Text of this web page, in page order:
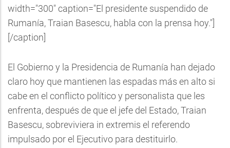
width="300" caption="El presidente suspendido de
Rumanía, Traian Basescu, habla con la prensa hoy."]
[/caption]
El Gobierno y la Presidencia de Rumanía han dejado
claro hoy que mantienen las espadas más en alto si
cabe en el conflicto político y personalista que les
enfrenta, después de que el jefe del Estado, Traian
Basescu, sobreviviera in extremis el referendo
impulsado por el Ejecutivo para destituirlo.